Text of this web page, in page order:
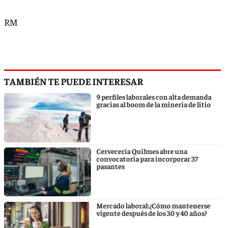
RM
TAMBIÉN TE PUEDE INTERESAR
9 perfiles laborales con alta demanda
gracias al boom de la minería de litio
Cervecería Quilmes abre una
convocatoria para incorporar 37
pasantes
Mercado laboral:¿Cómo mantenerse
vigente después de los 30 y 40 años?